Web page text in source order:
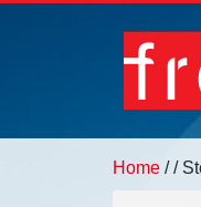
Home //